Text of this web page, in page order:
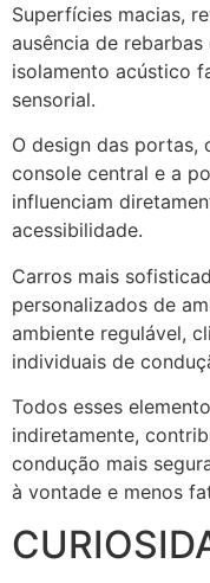
Superfícies macias,
ausência de
isolamento acústico
sensorial.
O design das portas,
console central e a
influenciam
acessibilidade.
Carros mais
personalizados de
ambiente regulável,
individuais de
Todos esses
indiretamente,
condução mais
à vontade e menos